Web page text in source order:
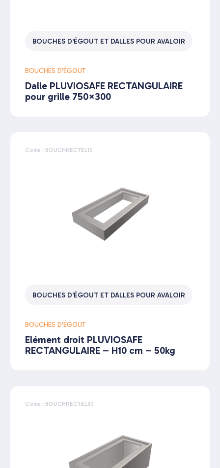
BOUCHES D'ÉGOUT ET DALLES POUR AVALOIR
BOUCHES D'ÉGOUT
Dalle PLUVIOSAFE RECTANGULAIRE
pour grille 750×300
Code : BOUCHRECTEL10
BOUCHES D'ÉGOUT ET DALLES POUR AVALOIR
BOUCHES D'ÉGOUT
Elément droit PLUVIOSAFE
RECTANGULAIRE – H10 cm – 50kg
Code : BOUCHRECTEL30